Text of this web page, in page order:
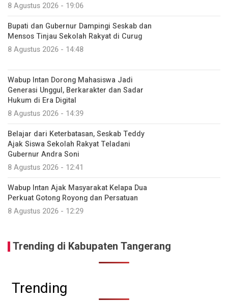
8 Agustus 2026 - 19:06
Bupati dan Gubernur Dampingi Seskab dan
Mensos Tinjau Sekolah Rakyat di Curug
8 Agustus 2026 - 14:48
Wabup Intan Dorong Mahasiswa Jadi
Generasi Unggul, Berkarakter dan Sadar
Hukum di Era Digital
8 Agustus 2026 - 14:39
Belajar dari Keterbatasan, Seskab Teddy
Ajak Siswa Sekolah Rakyat Teladani
Gubernur Andra Soni
8 Agustus 2026 - 12:41
Wabup Intan Ajak Masyarakat Kelapa Dua
Perkuat Gotong Royong dan Persatuan
8 Agustus 2026 - 12:29
Trending di Kabupaten Tangerang
Trending